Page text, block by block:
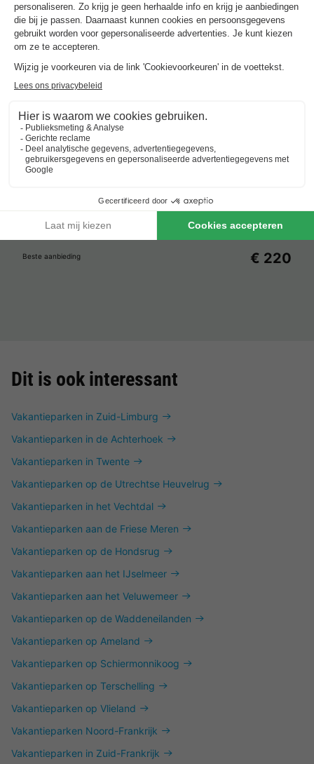
Kroatië-Centraal kroatië-Karlovac
Beste aanbieding € 220
Karlovac.
Beste aanbiedingvoor 3 overnachtingen
Vodatent Camping Sretanwolf
Kroatië- Centraal kroatië
Beste aanbieding € 220
Dit is ook interessant
Vakantieparken in Zuid-Limburg
Vakantieparken in de Achterhoek
Vakantieparken in Twente
Vakantieparken op de Utrechtse Heuvelrug
Vakantieparken in het Vechtdal
Vakantieparken aan de Friese Meren
Vakantieparken op de Hondsrug
Vakantieparken aan het IJselmeer
Vakantieparken aan het Veluwemeer
Vakantieparken op de Waddeneilanden
Vakantieparken op Ameland
Vakantieparken op Schiermonnikoog
Vakantieparken op Terschelling
Vakantieparken op Vlieland
Vakantieparken Noord-Frankrijk
Vakantieparken in Zuid-Frankrijk